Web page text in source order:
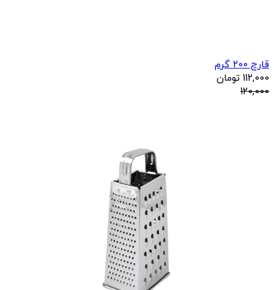
قارچ 200 گرم
112,000 تومان
120,000